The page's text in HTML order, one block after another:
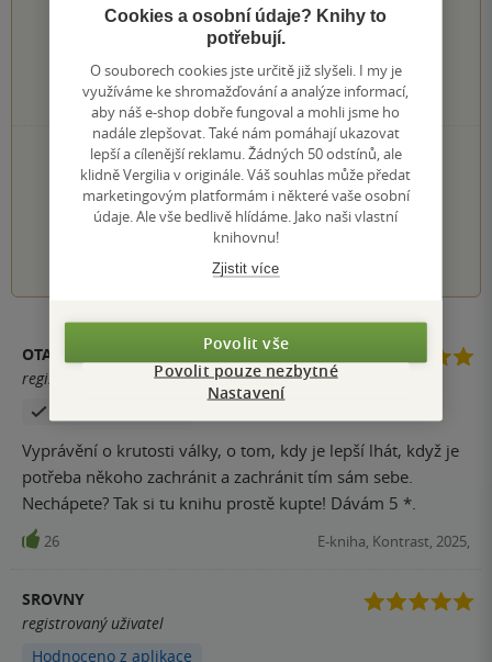
6×
5 hvězdiček
1×
4 hvězdičky
0×
2 hvězdičky
0×
1 hvezdička
PŘIDEJTE SVÉ HODNOCENÍ KNIHY
Hodnocení našich knihkupců: 0.0 z 5
3 4 5
OTAKAR HEIN
registrovaný uživatel
Vyprávění o krutosti války, o tom, kdy je lepší lhát, když je
potřeba někoho zachránit a zachránit tím sám sebe.
Nechápete? Tak si tu knihu prostě kupte! Dávám 5 *.
26 E-kniha, Kontrast, 2025,
SROVNY
registrovaný uživatel
Hodnoceno z aplikace
Cookies a osobní údaje? Knihy to
potřebují.
O souborech cookies jste určitě již slyšeli. I my je
využíváme ke shromažďování a analýze informací,
aby náš e-shop dobře fungoval a mohli jsme ho
nadále zlepšovat. Také nám pomáhají ukazovat
lepší a cílenější reklamu. Žádných 50 odstínů, ale
klidně Vergilia v originále. Váš souhlas může předat
marketingovým platformám i některé vaše osobní
údaje. Ale vše bedlivě hlídáme. Jako naši vlastní
knihovnu!
Zjistit více
Povolit vše
Povolit pouze nezbytné
Nastavení